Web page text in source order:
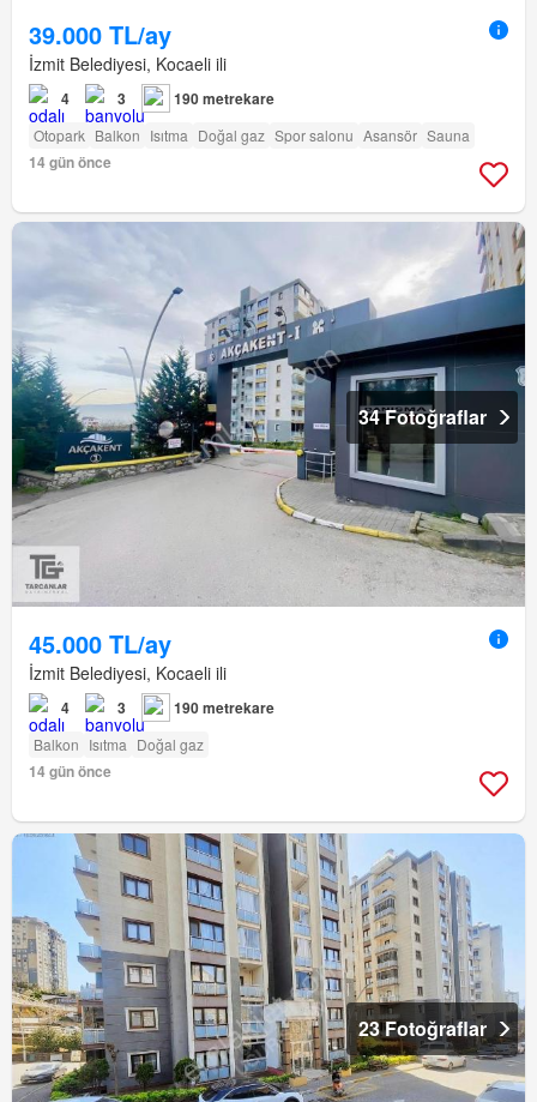
39.000 TL/ay
İzmit Belediyesi, Kocaeli ili
4 3 190 metrekare
Otopark Balkon Isıtma Doğal gaz Spor salonu Asansör Sauna
14 gün önce
34 Fotoğraflar
45.000 TL/ay
İzmit Belediyesi, Kocaeli ili
4 3 190 metrekare
Balkon Isıtma Doğal gaz
14 gün önce
23 Fotoğraflar